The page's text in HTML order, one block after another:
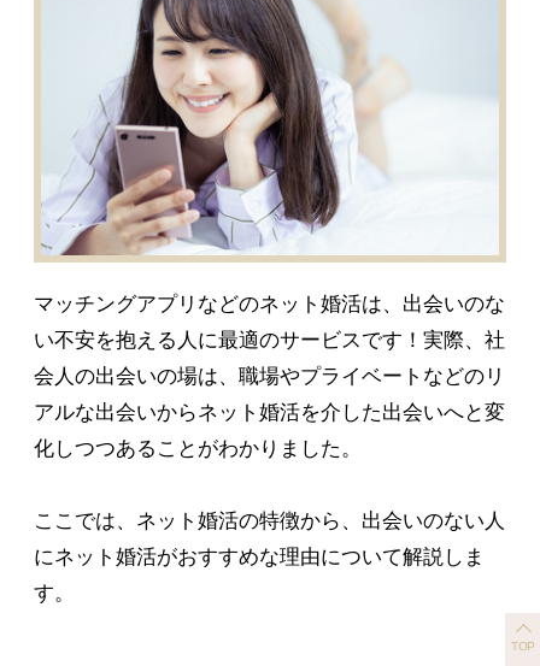
マッチングアプリなどのネット婚活は、出会いのな
い不安を抱える人に最適のサービスです！実際、社
会人の出会いの場は、職場やプライベートなどのリ
アルな出会いからネット婚活を介した出会いへと変
化しつつあることがわかりました。
ここでは、ネット婚活の特徴から、出会いのない人
にネット婚活がおすすめな理由について解説しま
す。
TOP